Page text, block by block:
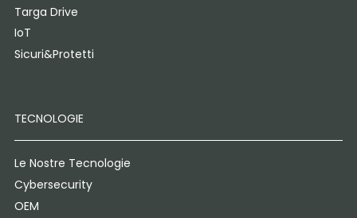
Targa Drive
IoT
Sicuri&Protetti
TECNOLOGIE
Le Nostre Tecnologie
Cybersecurity
OEM